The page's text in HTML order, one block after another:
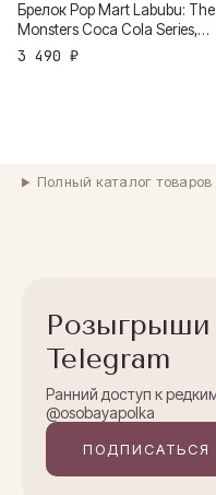
Брелок Pop Mart Labubu: The
Monsters Coca Cola Series,
Секретный бокс
3 490 ₽
Полный каталог
Telegram
Ранний доступ к
@osobayapolka
ПОДПИСАТЬСЯ